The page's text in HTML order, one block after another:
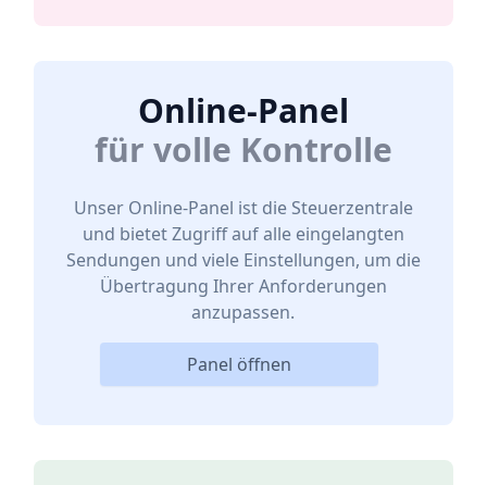
Online-Panel
für volle Kontrolle
Unser Online-Panel ist die Steuerzentrale
und bietet Zugriff auf alle eingelangten
Sendungen und viele Einstellungen, um die
Übertragung Ihrer Anforderungen
anzupassen.
Panel öffnen